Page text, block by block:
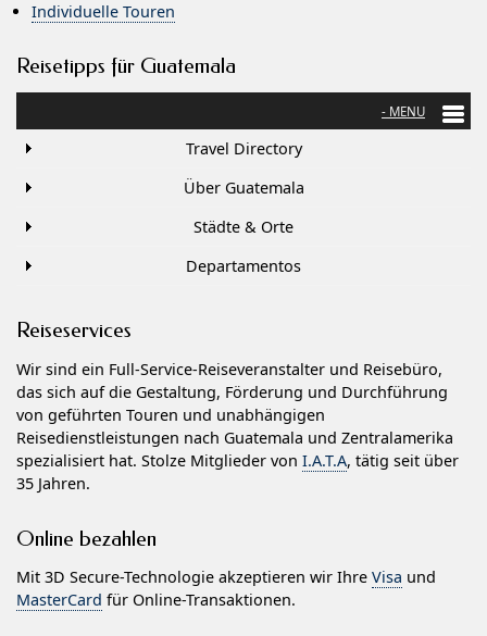
Individuelle Touren
Reisetipps für Guatemala
Travel Directory
Über Guatemala
Städte & Orte
Departamentos
Reiseservices
Wir sind ein Full-Service-Reiseveranstalter und Reisebüro,
das sich auf die Gestaltung, Förderung und Durchführung
von geführten Touren und unabhängigen
Reisedienstleistungen nach Guatemala und Zentralamerika
spezialisiert hat. Stolze Mitglieder von I.A.T.A, tätig seit über
35 Jahren.
Online bezahlen
Mit 3D Secure-Technologie akzeptieren wir Ihre Visa und
MasterCard für Online-Transaktionen.